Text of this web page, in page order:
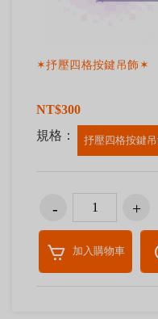
✶抒壓四格按鍵吊飾✶
NT$300
規格：
抒壓四格按鍵
加入購物車